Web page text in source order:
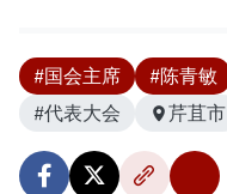
#国会主席 #陈青敏
#代表大会
芹苴市